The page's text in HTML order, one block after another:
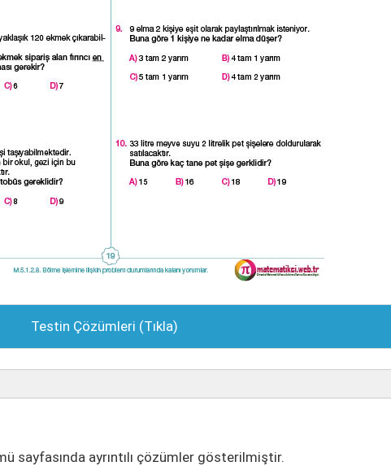
Testin Çözümleri (Tıkla)
sayfasında ayrıntılı çözümler gösterilmiştir.